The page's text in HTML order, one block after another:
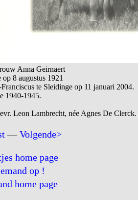
Anna Geirnaert
8 augustus 1921
te Sleidinge op 11 januari 2004.
1940-1945.
Leon Lambrecht, née Agnes De Clerck.
—Volgende>
home page
op !
home page